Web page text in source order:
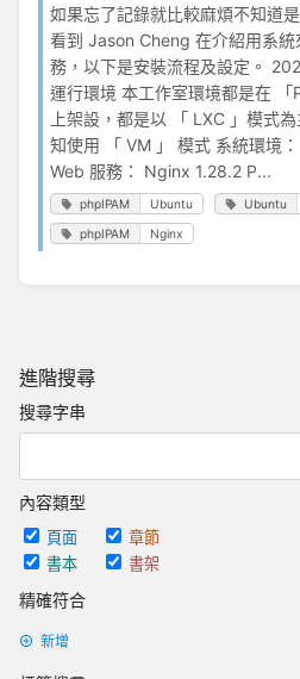
進階搜尋
搜尋字串
內容類型
頁面
章節
書本
書架
精確符合
新增
如果忘了記錄就比較麻煩不知道
看到 Jason Cheng 在介紹用系
務，以下是安裝流程及設定。
運行環境 本工作室環境都是在
上架設，都是以 「 LXC 」模式
知使用 「 VM 」 模式 系統環境
Web 服務： Nginx 1.28.2 P...
phpIPAM Ubuntu Ubuntu
phpIPAM Nginx